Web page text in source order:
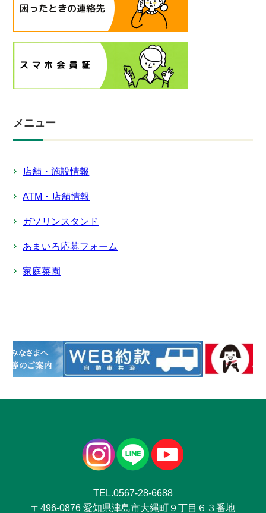
メニュー
店舗・施設情報
ATM・店舗情報
ガソリンスタンド
あまいろ応募フォーム
家庭菜園
TEL.0567-28-6688
〒496-0876 愛知県津島市大縄町９丁目６３番地